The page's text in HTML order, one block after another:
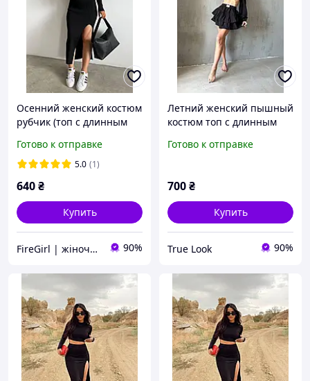
Осенний женский костюм
рубчик (топ с длинным
(S-L размер)
Готово к отправке
5.0 (1)
640₴
Купить
FireGirl | жіночий одяг 90%
Летний женский пышный
костюм топ с длинным
воланами (черный,
Готово к отправке
700₴
Купить
True Look 90%